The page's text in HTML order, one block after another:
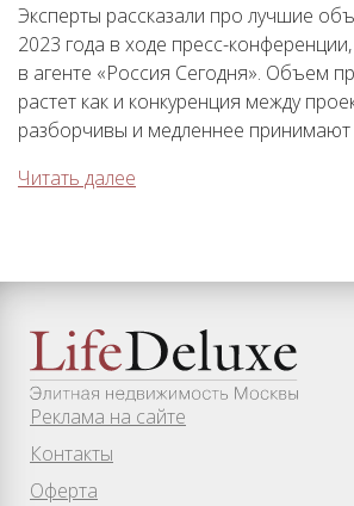
Эксперты рассказали про лучшие
2023 года в ходе пресс-
в агенте «Россия Сегодня». Объем
растет как и конкуренция между
разборчивы и медленнее
Читать далее
Реклама на сайте
Контакты
Оферта